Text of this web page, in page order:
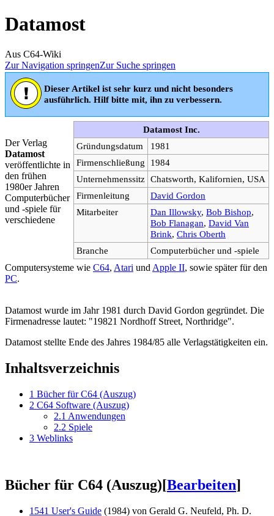
Datamost
Aus C64-Wiki
Zur Navigation springenZur Suche springen
Dieser Artikel ist sehr kurz und nicht besonders
ausführlich. Hilf bitte mit, ihn zu verbessern.
Datamost Inc.
Gründungsdatum
1981
Firmenschließung
1984
Unternehmenssitz Chatsworth, Kalifornien, USA
Firmenleitung
David Gordon
Mitarbeiter
Dan Illowsky, Bob Bishop,
Bob Flanagan, David Van
Brink, Chris Oberth
Branche
Computerbücher und -spiele
Der Verlag
Datamost
veröffentlichte in
den frühen
1980er Jahren
Computerbücher
und -spiele für
verschiedene
Computersysteme wie C64, Atari und Apple II, sowie später für den
PC.
Datamost wurde im Jahr 1981 durch David Gordon gegründet. Die
Firmenadresse lautet: "19821 Nordhoff Street, Northridge".
Datamost stellte Ende des Jahres 1984/85 alle Verlagstätigkeiten ein.
Inhaltsverzeichnis
1 Bücher für C64 (Auszug)
2 C64 Software (Auszug)
2.1 Anwendungen
2.2 Spiele
3 Weblinks
Bücher für C64 (Auszug)[Bearbeiten]
1541 User's Guide (1984) von Gerald G. Neufeld, Ph. D.